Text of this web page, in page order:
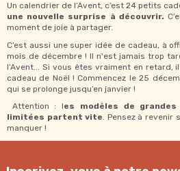
Un calendrier de l’Avent, c’est 24 petits
une nouvelle surprise à découvrir.
moment de joie à partager.
C’est aussi une super idée de cadeau, à
mois de décembre ! Il n'est jamais trop
l’Avent... Si vous êtes vraiment en retard,
cadeau de Noël ! Commencez le 25
qui se prolonge jusqu’en janvier !
Attention : les modèles de
limitées partent vite. Pensez à revenir
manquer !